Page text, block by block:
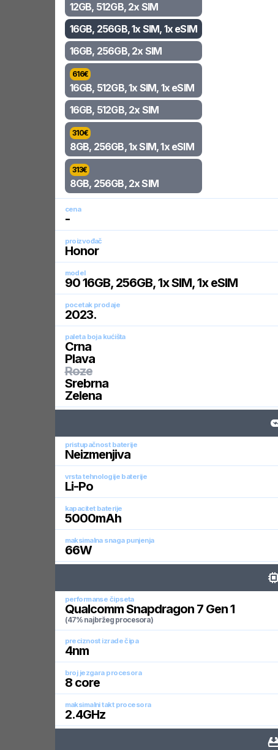
12GB, 512GB, 2x SIM
16GB, 256GB, 1x SIM, 1x eSIM
16GB, 256GB, 2x SIM
616€
16GB, 512GB, 1x SIM, 1x eSIM
16GB, 512GB, 2x SIM
310€
8GB, 256GB, 1x SIM, 1x eSIM
313€
8GB, 256GB, 2x SIM
cena
-
proizvođač
Honor
model
90 16GB, 256GB, 1x SIM, 1x eSIM
pocetak prodaje
2023.
paleta boja kućišta
Crna
Plava
Roze
Srebrna
Zelena
pristupačnost baterije
Neizmenjiva
vrsta tehnologije baterije
Li-Po
kapacitet baterije
5000mAh
maksimalna snaga punjenja
66W
performanse čipseta
Qualcomm Snapdragon 7 Gen 1
(47% najbržeg procesora)
preciznost izrade čipa
4nm
broj jezgara procesora
8core
maksimalni takt procesora
2.4GHz